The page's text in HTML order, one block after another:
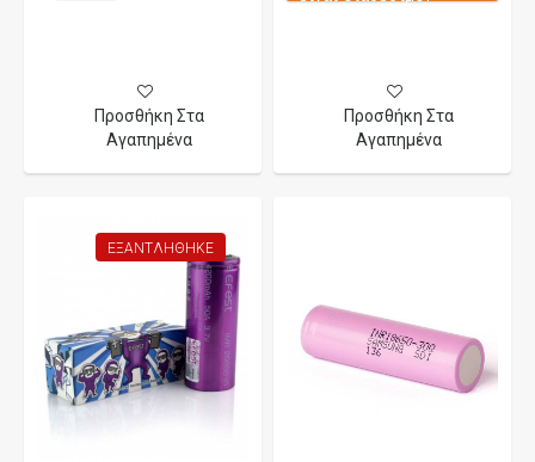
Προσθήκη Στα
Αγαπημένα
Προσθήκη Στα
Αγαπημένα
ΕΞΑΝΤΛΉΘΗΚΕ